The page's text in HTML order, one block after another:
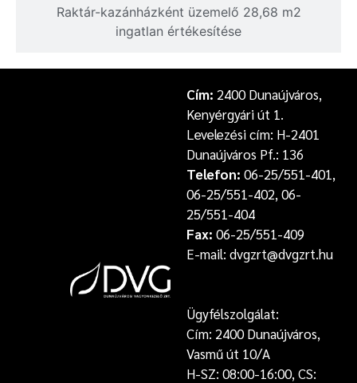
Raktár-kazánházként üzemelő 28,68 m2
ingatlan értékesítése
Cím: 2400 Dunaújváros,
Kenyérgyári út 1.
Levelezési cím: H-2401
Dunaújváros Pf.: 136
Telefon: 06-25/551-401,
06-25/551-402, 06-
25/551-404
Fax: 06-25/551-409
E-mail: dvgzrt@dvgzrt.hu
Ügyfélszolgálat:
Cím: 2400 Dunaújváros,
Vasmű út 10/A
H-SZ: 08:00-16:00, CS: